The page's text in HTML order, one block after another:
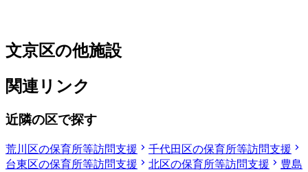
文京区の他施設
関連リンク
近隣の区で探す
荒川区の保育所等訪問支援
千代田区の保育所等訪問支援
台東区の保育所等訪問支援
北区の保育所等訪問支援
豊島